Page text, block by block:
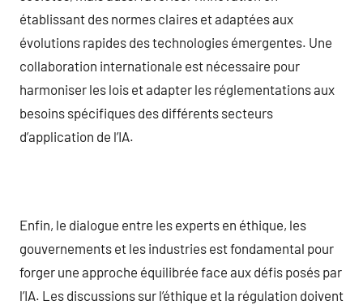
établissant des normes claires et adaptées aux
évolutions rapides des technologies émergentes. Une
collaboration internationale est nécessaire pour
harmoniser les lois et adapter les réglementations aux
besoins spécifiques des différents secteurs
d’application de l’IA.
Enfin, le dialogue entre les experts en éthique, les
gouvernements et les industries est fondamental pour
forger une approche équilibrée face aux défis posés par
l’IA. Les discussions sur l’éthique et la régulation doivent